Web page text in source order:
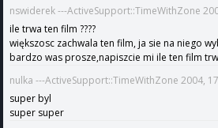
nswiderek ---ActiveSupport::TimeWithZone
ile trwa ten film ????
większosc zachwala ten film, ja sie na niego
bardzo was prosze,napiszcie mi ile ten film
nulka ---ActiveSupport::TimeWithZone 2004,
super byl
super super